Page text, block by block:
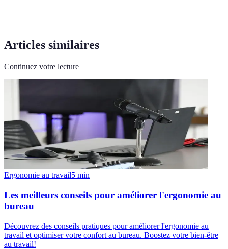
Articles similaires
Continuez votre lecture
Ergonomie au travail5 min
Les meilleurs conseils pour améliorer l'ergonomie au
bureau
Découvrez des conseils pratiques pour améliorer l'ergonomie au
travail et optimiser votre confort au bureau. Boostez votre bien-être
au travail!